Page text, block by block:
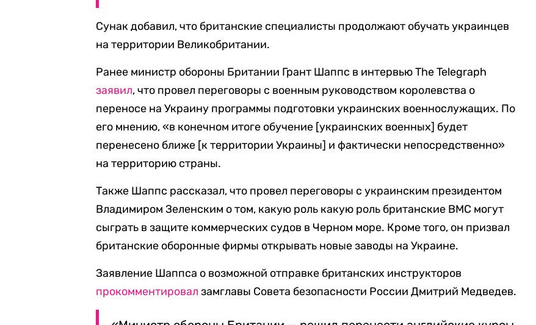
Сунак добавил, что британские специалисты продолжают обучать украинцев
на территории Великобритании.
Ранее министр обороны Британии Грант Шаппс в интервью The Telegraph
заявил, что провел переговоры с военным руководством королевства о
переносе на Украину программы подготовки украинских военнослужащих. По
его мнению, «в конечном итоге обучение [украинских военных] будет
перенесено ближе [к территории Украины] и фактически непосредственно»
на территорию страны.
Также Шаппс рассказал, что провел переговоры с украинским президентом
Владимиром Зеленским о том, какую роль какую роль британские ВМС могут
сыграть в защите коммерческих судов в Черном море. Кроме того, он призвал
британские оборонные фирмы открывать новые заводы на Украине.
Заявление Шаппса о возможной отправке британских инструкторов
прокомментировал замглавы Совета безопасности России Дмитрий Медведев.